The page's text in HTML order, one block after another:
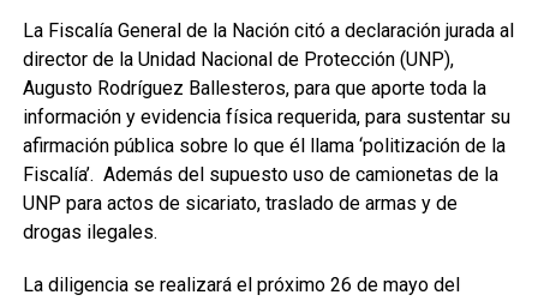
La Fiscalía General de la Nación citó a declaración jurada al
director de la Unidad Nacional de Protección (UNP),
Augusto Rodríguez Ballesteros, para que aporte toda la
información y evidencia física requerida, para sustentar su
afirmación pública sobre lo que él llama ‘politización de la
Fiscalía’. Además del supuesto uso de camionetas de la
UNP para actos de sicariato, traslado de armas y de
drogas ilegales.
La diligencia se realizará el próximo 26 de mayo del